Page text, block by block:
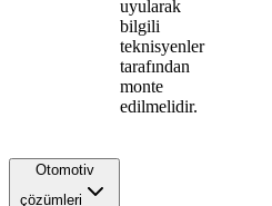
uyularak
bilgili
teknisyenler
tarafından
monte
edilmelidir.
Otomotiv
çözümleri